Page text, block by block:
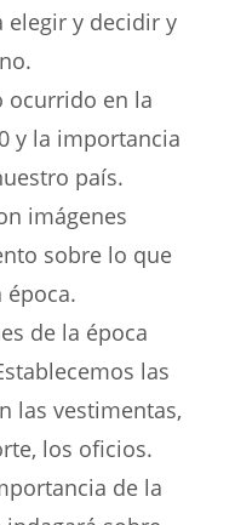
elegir y decidir y
ocurrido en la
y la importancia
país.
imágenes
sobre lo que
época.
de la época
las
las vestimentas,
los oficios.
de la